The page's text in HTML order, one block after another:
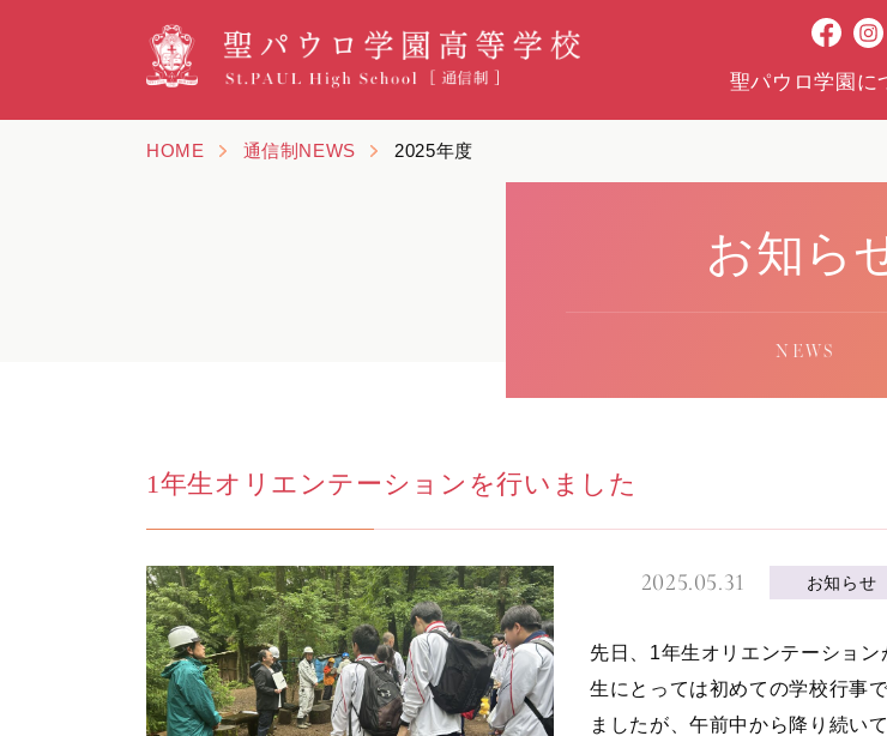
聖パウロ学園に
HOME 通信制NEWS 2025年度
お知ら
NEWS
1年生オリエンテーションを行いました
2025.05.31 お知らせ
先日、1年生オリエンテーショ
生にとっては初めての学校行事
ましたが、午前中から降り続い